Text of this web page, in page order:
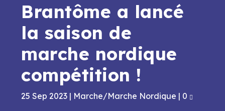
Brantôme a lancé
la saison de
marche nordique
compétition !
25 Sep 2023 | Marche/Marche Nordique | 0